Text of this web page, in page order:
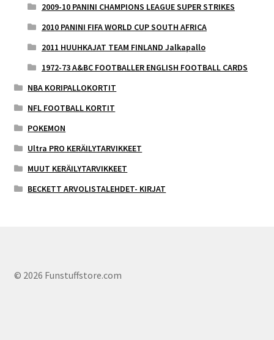
2009-10 PANINI CHAMPIONS LEAGUE SUPER STRIKES
2010 PANINI FIFA WORLD CUP SOUTH AFRICA
2011 HUUHKAJAT TEAM FINLAND Jalkapallo
1972-73 A&BC FOOTBALLER ENGLISH FOOTBALL CARDS
NBA KORIPALLOKORTIT
NFL FOOTBALL KORTIT
POKEMON
Ultra PRO KERÄILYTARVIKKEET
MUUT KERÄILYTARVIKKEET
BECKETT ARVOLISTALEHDET- KIRJAT
© 2026 Funstuffstore.com